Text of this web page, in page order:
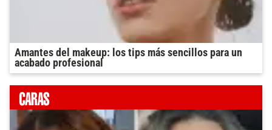
Amantes del makeup: los tips más sencillos para un
acabado profesional